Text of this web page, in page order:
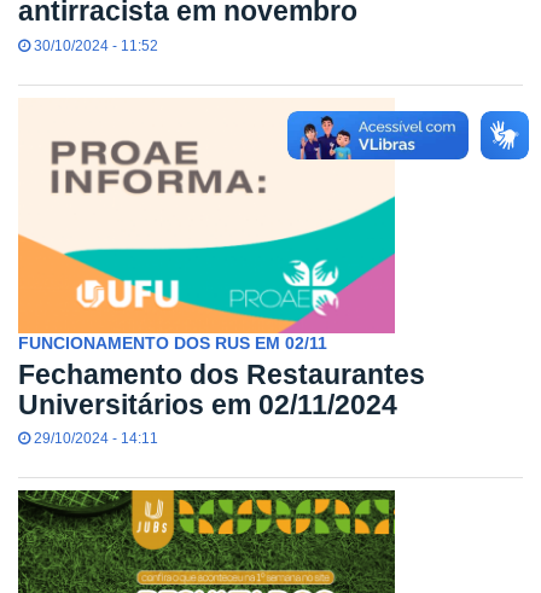
antirracista em novembro
30/10/2024 - 11:52
FUNCIONAMENTO DOS RUS EM 02/11
Fechamento dos Restaurantes
Universitários em 02/11/2024
29/10/2024 - 14:11